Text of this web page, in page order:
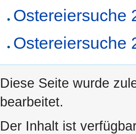
Ostereiersuche
Ostereiersuche
Diese Seite wurde
bearbeitet.
Der Inhalt ist